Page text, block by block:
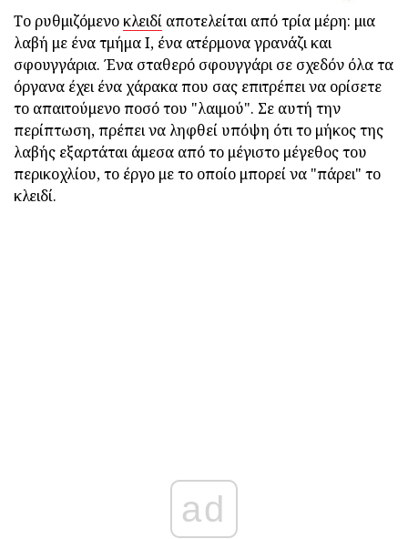
Το ρυθμιζόμενο κλειδί αποτελείται από τρία μέρη: μια
λαβή με ένα τμήμα Ι, ένα ατέρμονα γρανάζι και
σφουγγάρια. Ένα σταθερό σφουγγάρι σε σχεδόν όλα τα
όργανα έχει ένα χάρακα που σας επιτρέπει να ορίσετε
το απαιτούμενο ποσό του "λαιμού". Σε αυτή την
περίπτωση, πρέπει να ληφθεί υπόψη ότι το μήκος της
λαβής εξαρτάται άμεσα από το μέγιστο μέγεθος του
περικοχλίου, το έργο με το οποίο μπορεί να "πάρει" το
κλειδί.
ad